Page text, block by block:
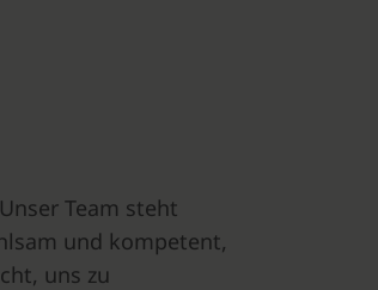
Team steht
und kompetent,
uns zu